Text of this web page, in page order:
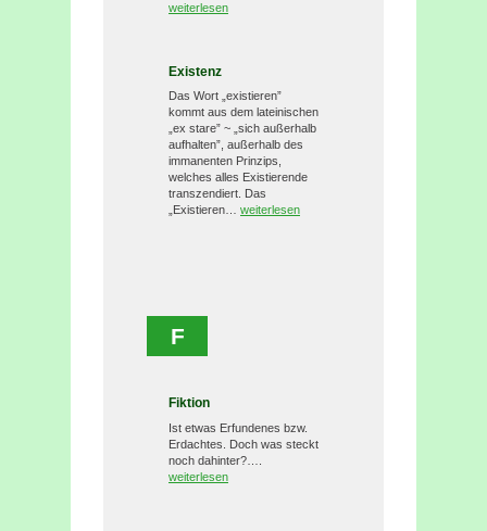
weiterlesen
Existenz
Das Wort „existieren”
kommt aus dem lateinischen
„ex stare” ~ „sich außerhalb
aufhalten”, außerhalb des
immanenten Prinzips,
welches alles Existierende
transzendiert. Das
„Existieren… weiterlesen
F
Fiktion
Ist etwas Erfundenes bzw.
Erdachtes. Doch was steckt
noch dahinter?….
weiterlesen